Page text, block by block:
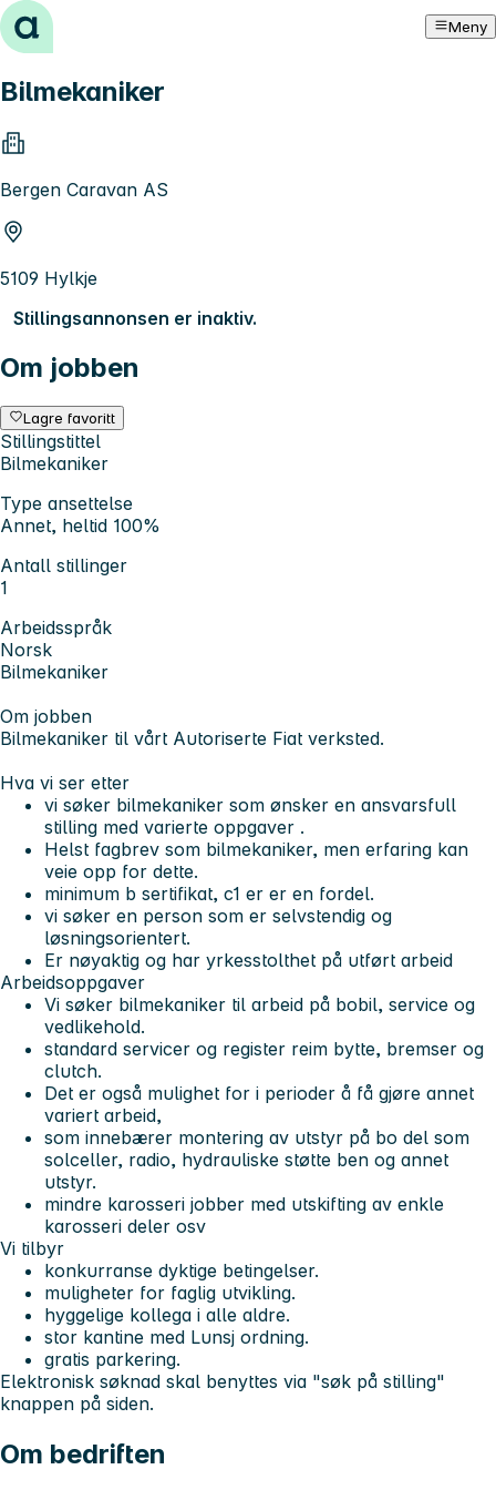
Hopp til innhold Meny
Bilmekaniker
Bergen Caravan AS
5109 Hylkje
Stillingsannonsen er inaktiv.
Om jobben
Lagre favoritt
Stillingstittel
Bilmekaniker
Type ansettelse
Annet, heltid 100%
Antall stillinger
1
Arbeidsspråk
Norsk
Bilmekaniker
Om jobben
Bilmekaniker til vårt Autoriserte Fiat verksted.
Hva vi ser etter
vi søker bilmekaniker som ønsker en ansvarsfull
stilling med varierte oppgaver .
Helst fagbrev som bilmekaniker, men erfaring kan
veie opp for dette.
minimum b sertifikat, c1 er er en fordel.
vi søker en person som er selvstendig og
løsningsorientert.
Er nøyaktig og har yrkesstolthet på utført arbeid
Arbeidsoppgaver
Vi søker bilmekaniker til arbeid på bobil, service og
vedlikehold.
standard servicer og register reim bytte, bremser og
clutch.
Det er også mulighet for i perioder å få gjøre annet
variert arbeid,
som innebærer montering av utstyr på bo del som
solceller, radio, hydrauliske støtte ben og annet
utstyr.
mindre karosseri jobber med utskifting av enkle
karosseri deler osv
Vi tilbyr
konkurranse dyktige betingelser.
muligheter for faglig utvikling.
hyggelige kollega i alle aldre.
stor kantine med Lunsj ordning.
gratis parkering.
Elektronisk søknad skal benyttes via "søk på stilling"
knappen på siden.
Om bedriften